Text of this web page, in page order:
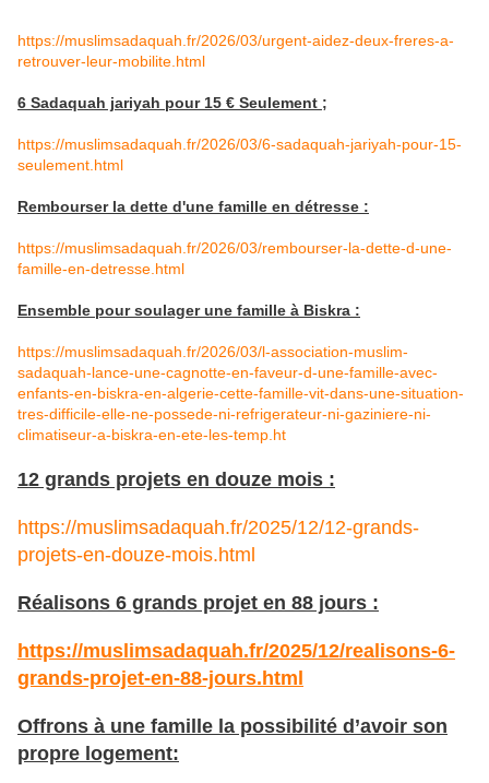
https://muslimsadaquah.fr/2026/03/urgent-aidez-deux-freres-a-
retrouver-leur-mobilite.html
6 Sadaquah jariyah pour 15 € Seulement ;
https://muslimsadaquah.fr/2026/03/6-sadaquah-jariyah-pour-15-
seulement.html
Rembourser la dette d'une famille en détresse :
https://muslimsadaquah.fr/2026/03/rembourser-la-dette-d-une-
famille-en-detresse.html
Ensemble pour soulager une famille à Biskra :
https://muslimsadaquah.fr/2026/03/l-association-muslim-
sadaquah-lance-une-cagnotte-en-faveur-d-une-famille-avec-
enfants-en-biskra-en-algerie-cette-famille-vit-dans-une-situation-
tres-difficile-elle-ne-possede-ni-refrigerateur-ni-gaziniere-ni-
climatiseur-a-biskra-en-ete-les-temp.ht
12 grands projets en douze mois :
https://muslimsadaquah.fr/2025/12/12-grands-
projets-en-douze-mois.html
Réalisons 6 grands projet en 88 jours :
https://muslimsadaquah.fr/2025/12/realisons-6-
grands-projet-en-88-jours.html
Offrons à une famille la possibilité d’avoir son
propre logement: